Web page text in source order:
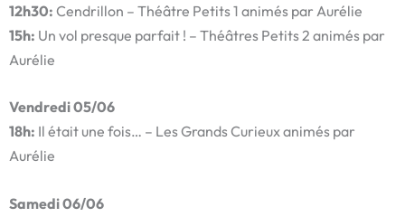
12h30: Cendrillon – Théâtre Petits 1 animés par Aurélie
15h: Un vol presque parfait ! – Théâtres Petits 2 animés par
Aurélie
Vendredi 05/06
18h: Il était une fois… – Les Grands Curieux animés par
Aurélie
Samedi 06/06